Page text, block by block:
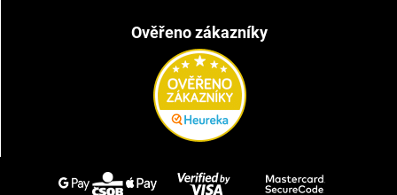
Ověřeno zákazníky